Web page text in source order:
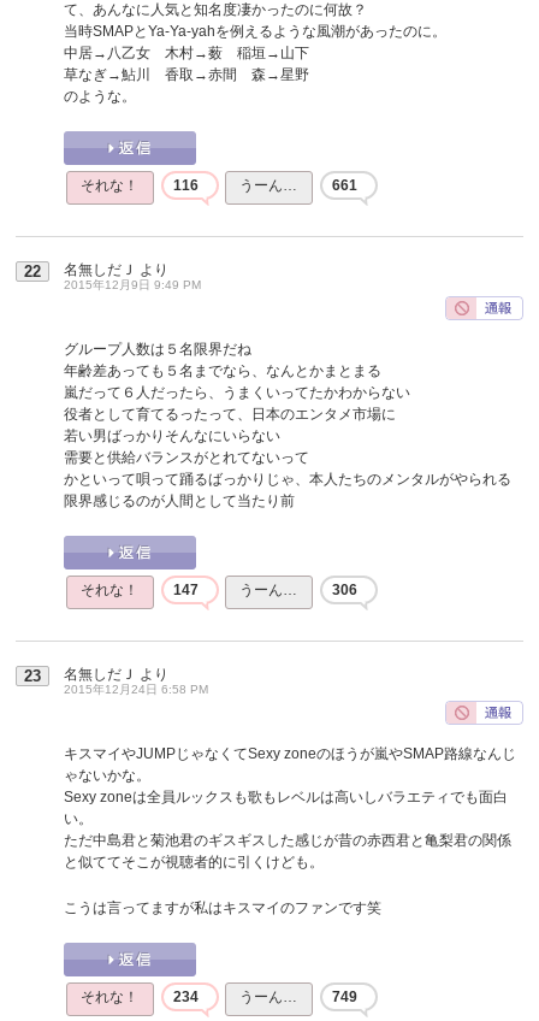
て、あんなに人気と知名度凄かったのに何故？
当時SMAPとYa-Ya-yahを例えるような風潮があったのに。
中居→八乙女 木村→薮 稲垣→山下
草なぎ→鮎川 香取→赤間 森→星野
のような。
それな！ 116 うーん… 661
22 名無しだＪ より
2015年12月9日 9:49 PM
グループ人数は５名限界だね
年齢差あっても５名までなら、なんとかまとまる
嵐だって６人だったら、うまくいってたかわからない
役者として育てるったって、日本のエンタメ市場に
若い男ばっかりそんなにいらない
需要と供給バランスがとれてないって
かといって唄って踊るばっかりじゃ、本人たちのメンタルがやられる
限界感じるのが人間として当たり前
それな！ 147 うーん… 306
23 名無しだＪ より
2015年12月24日 6:58 PM
キスマイやJUMPじゃなくてSexy zoneのほうが嵐やSMAP路線なんじ
ゃないかな。
Sexy zoneは全員ルックスも歌もレベルは高いしバラエティでも面白
い。
ただ中島君と菊池君のギスギスした感じが昔の赤西君と亀梨君の関係
と似ててそこが視聴者的に引くけども。
こうは言ってますが私はキスマイのファンです笑
それな！ 234 うーん… 749